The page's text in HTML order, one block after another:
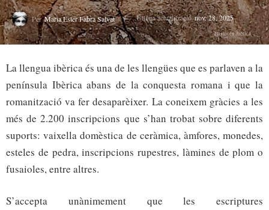
PerMaria Ester Fabra Salvat Última actualitzaciónov. 28, 2025
Fusaiola ibèrica
La llengua ibèrica és una de les llengües que es parlaven a la
península Ibèrica abans de la conquesta romana i que la
romanització va fer desaparèixer. La coneixem gràcies a les
més de 2.200 inscripcions que s’han trobat sobre diferents
suports: vaixella domèstica de ceràmica, àmfores, monedes,
esteles de pedra, inscripcions rupestres, làmines de plom o
fusaioles, entre altres.
S’accepta unànimement que les escriptures